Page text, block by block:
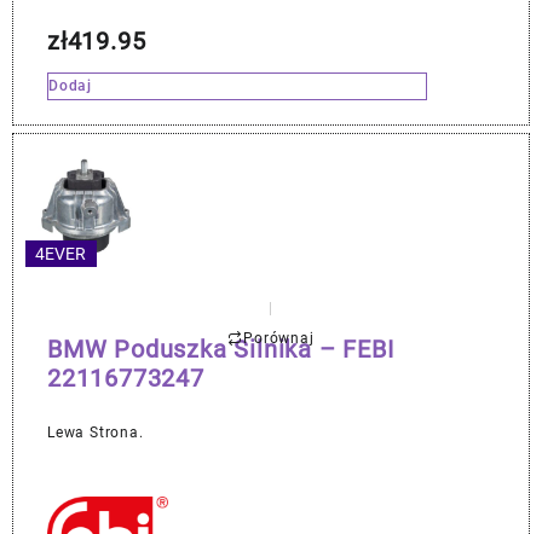
zł419.95
Dodaj
4EVER
Porównaj
BMW Poduszka Silnika – FEBI
22116773247
Lewa Strona.